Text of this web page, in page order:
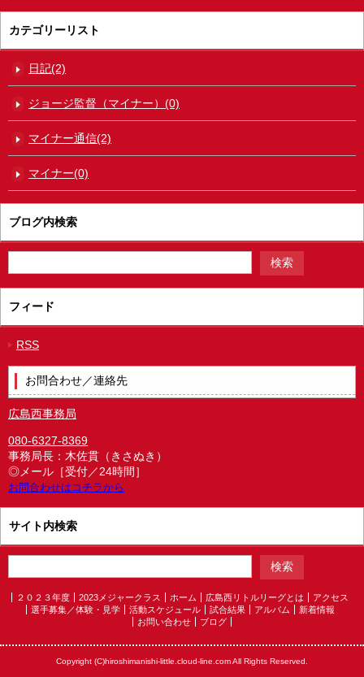
カテゴリーリスト
日記(2)
ジョージ監督（マイナー）(0)
マイナー通信(2)
マイナー(0)
ブログ内検索
フィード
RSS
お問合わせ／連絡先
広島西事務局
080-6327-8369
事務局長：木佐貫（きさぬき）
◎メール［受付／24時間］
お問合わせはコチラから
サイト内検索
２０２３年度 2023メジャークラス ホーム 広島西リトルリーグとは
アクセス
選手募集／体験・見学
活動スケジュール 試合結果 アルバム
新着情報
お問い合わせ
ブログ
Copyright (C)hiroshimanishi-little.cloud-line.com All Rights Reserved.